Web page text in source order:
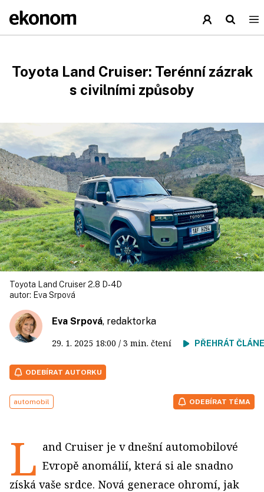
Toyota Land Cruiser: Terénní zázrak
s civilními způsoby
Toyota Land Cruiser 2.8 D‑4D
autor: Eva Srpová
Eva Srpová, redaktorka
29. 1. 2025 18:00 / 3 min. čtení PŘEHRÁT
ODEBÍRAT AUTORKU
automobil ODEBÍRAT TÉMA
L and Cruiser je v dnešní automobilové
Evropě anomálií, která si ale snadno
získá vaše srdce. Nová generace ohromí, jak